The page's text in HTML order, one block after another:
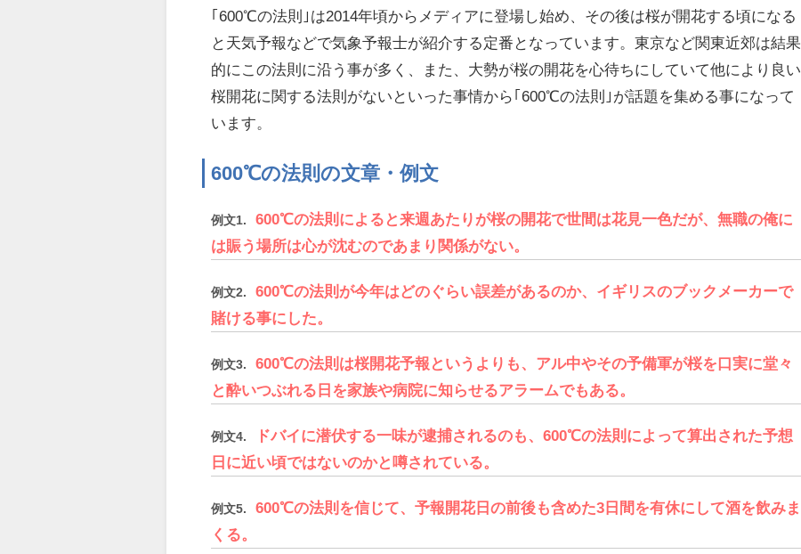
｢600℃の法則｣は2014年頃からメディアに登場し始め、その後は桜が開花する頃になる
と天気予報などで気象予報士が紹介する定番となっています。東京など関東近郊は結果
的にこの法則に沿う事が多く、また、大勢が桜の開花を心待ちにしていて他により良い
桜開花に関する法則がないといった事情から｢600℃の法則｣が話題を集める事になって
います。
600℃の法則の文章・例文
例文1.
600℃の法則によると来週あたりが桜の開花で世間は花見一色だが、無職の俺に
は賑う場所は心が沈むのであまり関係がない。
例文2.
600℃の法則が今年はどのぐらい誤差があるのか、イギリスのブックメーカーで
賭ける事にした。
例文3.
600℃の法則は桜開花予報というよりも、アル中やその予備軍が桜を口実に堂々
と酔いつぶれる日を家族や病院に知らせるアラームでもある。
例文4.
ドバイに潜伏する一味が逮捕されるのも、600℃の法則によって算出された予想
日に近い頃ではないのかと噂されている。
例文5.
600℃の法則を信じて、予報開花日の前後も含めた3日間を有休にして酒を飲みま
くる。